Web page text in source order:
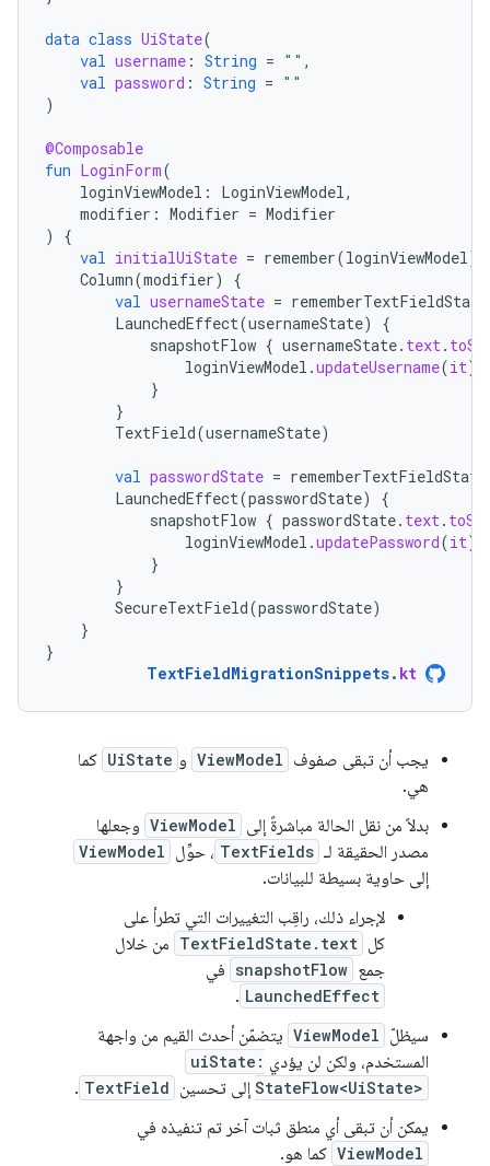
data class UiState(
val username : String = "" ,
val password : String = ""
)
@Composable
fun LoginForm(
loginViewModel : LoginViewModel,
modifier : Modifier = Modifier
)
{
val initialUiState = remember(loginViewModel)
Column(modifier)
{
val usernameState = rememberTextFieldState
LaunchedEffect(usernameState)
{
snapshotFlow { usernameState. text.
loginViewModel .updateUsername(it)
}
}
TextField(usernameState)
val passwordState = rememberTextFieldState
LaunchedEffect(passwordState)
{
snapshotFlow { passwordState. text.
loginViewModel .updatePassword(it)
}
}
SecureTextField(passwordState)
}
}
TextFieldMigrationSnippets. kt
يجب أن تبقى صفوف ViewModel و UiState كما
هي.
بدلاً من نقل الحالة مباشرةً إلى ViewModel وجعلها
مصدر الحقيقة لـ TextFields ، حوِّل ViewModel
إلى حاوية بسيطة للبيانات.
لإجراء ذلك، راقِب التغييرات التي تطرأ على
كل TextFieldState.text من خلال
جمع snapshotFlow في
LaunchedEffect
.
سيظلّ ViewModel يتضمّن أحدث القيم من واجهة
المستخدم، ولكن لن يؤدي uiState:
StateFlow<UiState> إلى تحسين TextField
.
يمكن أن تبقى أي منطق ثبات آخر تم تنفيذه في
ViewModel كما هو.